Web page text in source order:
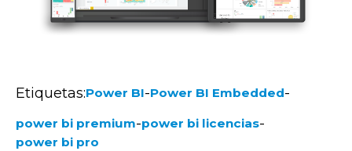
Etiquetas:Power BI-Power BI Embedded-
power bi premium-power bi licencias-
power bi pro